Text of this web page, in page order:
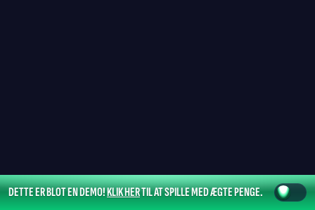
DETTE ER BLOT EN DEMO!KLIK HERTIL AT SPILLE MED ÆGTE PENGE.